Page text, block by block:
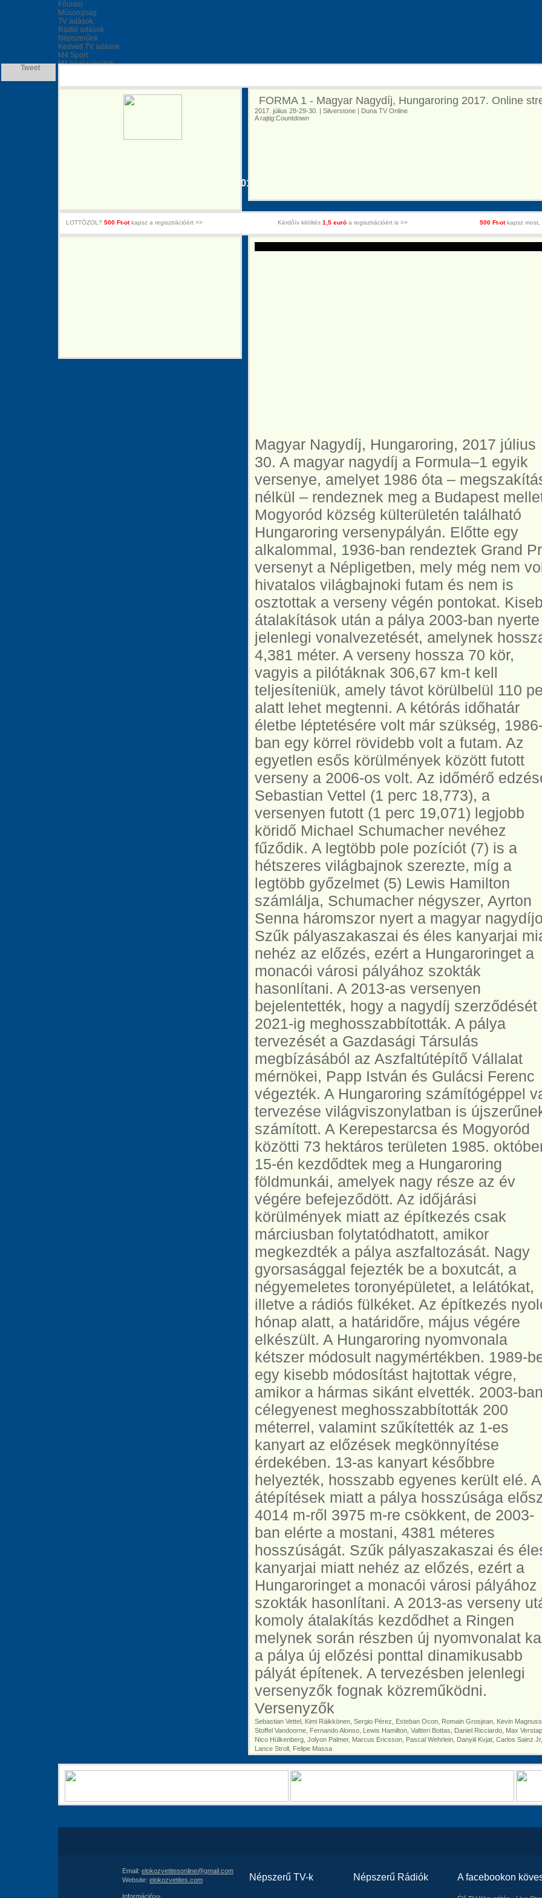
Főoldal
Műsorújság
TV adások
Rádió adások
Népszerűek
Kedvelt TV adások
M4 Sport
M1 közszolgálati
ATV
EuroNews magyarul
Forma 1 Magyar Nagydíj, Hungaroring 2017
FORMA 1 - Magyar Nagydíj, Hungaroring 2017. Online
2017. július 28-29-30. | Silverstone | Duna TV Online
A rajtig:Countdown
LOTTÓZOL? 500 Ft-otkapsz a regisztrációért >> Kérdőív kitöltés 1,5 euró a regisztrációért is >> 500 Ft-otkapsz
Magyar Nagydíj, Hungaroring, 2017 július
30. A magyar nagydíj a Formula–1 egyik
versenye, amelyet 1986 óta –
nélkül – rendeznek meg a Budapest
Mogyoród község külterületén található
Hungaroring versenypályán. Előtte egy
alkalommal, 1936-ban rendeztek Grand
versenyt a Népligetben, mely még nem
hivatalos világbajnoki futam és nem is
osztottak a verseny végén pontokat.
átalakítások után a pálya 2003-ban nyerte
jelenlegi vonalvezetését, amelynek
4,381 méter. A verseny hossza 70 kör,
vagyis a pilótáknak 306,67 km-t kell
teljesíteniük, amely távot körülbelül 110
alatt lehet megtenni. A kétórás időhatár
életbe léptetésére volt már szükség,
ban egy körrel rövidebb volt a futam. Az
egyetlen esős körülmények között futott
verseny a 2006-os volt. Az időmérő
Sebastian Vettel (1 perc 18,773), a
versenyen futott (1 perc 19,071) legjobb
köridő Michael Schumacher nevéhez
fűződik. A legtöbb pole pozíciót (7) is a
hétszeres világbajnok szerezte, míg a
legtöbb győzelmet (5) Lewis Hamilton
számlálja, Schumacher négyszer, Ayrton
Senna háromszor nyert a magyar
Szűk pályaszakaszai és éles kanyarjai
nehéz az előzés, ezért a Hungaroringet a
monacói városi pályához szokták
hasonlítani. A 2013-as versenyen
bejelentették, hogy a nagydíj szerződését
2021-ig meghosszabbították. A pálya
tervezését a Gazdasági Társulás
megbízásából az Aszfaltútépítő Vállalat
mérnökei, Papp István és Gulácsi Ferenc
végezték. A Hungaroring számítógéppel
tervezése világviszonylatban is
számított. A Kerepestarcsa és Mogyoród
közötti 73 hektáros területen 1985.
15-én kezdődtek meg a Hungaroring
földmunkái, amelyek nagy része az év
végére befejeződött. Az időjárási
körülmények miatt az építkezés csak
márciusban folytatódhatott, amikor
megkezdték a pálya aszfaltozását. Nagy
gyorsasággal fejezték be a boxutcát, a
négyemeletes toronyépületet, a lelátókat,
illetve a rádiós fülkéket. Az építkezés
hónap alatt, a határidőre, május végére
elkészült. A Hungaroring nyomvonala
kétszer módosult nagymértékben. 1989-
egy kisebb módosítást hajtottak végre,
amikor a hármas sikánt elvették. 2003-
célegyenest meghosszabbították 200
méterrel, valamint szűkítették az 1-es
kanyart az előzések megkönnyítése
érdekében. 13-as kanyart későbbre
helyezték, hosszabb egyenes került elé.
átépítések miatt a pálya hosszúsága
4014 m-ről 3975 m-re csökkent, de 2003-
ban elérte a mostani, 4381 méteres
hosszúságát. Szűk pályaszakaszai és
kanyarjai miatt nehéz az előzés, ezért a
Hungaroringet a monacói városi pályához
szokták hasonlítani. A 2013-as verseny
komoly átalakítás kezdődhet a Ringen
melynek során részben új nyomvonalat
a pálya új előzési ponttal dinamikusabb
pályát építenek. A tervezésben jelenlegi
versenyzők fognak közreműködni.
Versenyzők
Sebastian Vettel, Kimi Räikkönen, Sergio Pérez, Esteban Ocon, Romain Grosjean, Kevin
Stoffel Vandoorne, Fernando Alonso, Lewis Hamilton, Valtteri Bottas, Daniel Ricciardo, Max
Nico Hülkenberg, Jolyon Palmer, Marcus Ericsson, Pascal Wehrlein, Danyiil Kvjat, Carlos Sainz Jr,
Lance Stroll, Felipe Massa
Email: elokozvetitesonline@gmail.com
Website: elokozvetites.com
Információ>>
Népszerű TV-k Népszerű Rádiók A facebookon
Tweet